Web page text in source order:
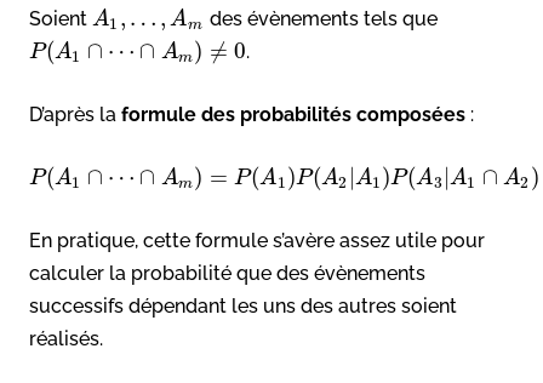
Soient A1 , … , Am des évènements tels que
P(A1 ∩ ⋯ ∩ Am) ≠ 0.
D’après la formule des probabilités composées :
P(A1 ∩ ⋯ ∩ Am) = P(A1)P(A2 A1)P(A3 A1 ∩ A2 )
En pratique, cette formule s’avère assez utile pour
calculer la probabilité que des évènements
successifs dépendant les uns des autres soient
réalisés.